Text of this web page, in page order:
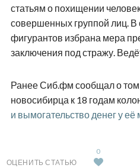
статьям о похищении
совершенных группой лиц.
фигурантов избрана мера
заключения под стражу.
Ранее Сиб.фм сообщал о том,
новосибирца к 18 годам
и вымогательство денег у её
ОЦЕНИТЬ СТАТЬЮ
0